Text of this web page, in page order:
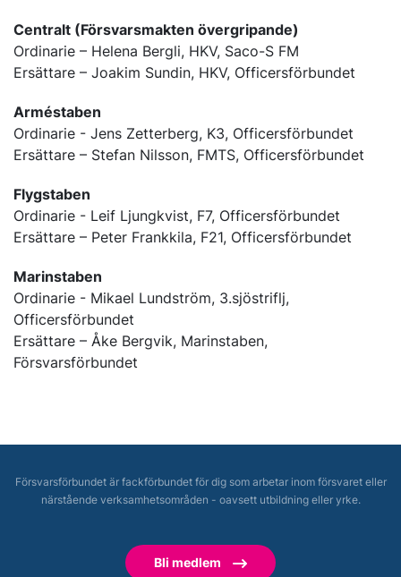
Centralt (Försvarsmakten övergripande)
Ordinarie – Helena Bergli, HKV, Saco-S FM
Ersättare – Joakim Sundin, HKV, Officersförbundet
Arméstaben
Ordinarie - Jens Zetterberg, K3, Officersförbundet
Ersättare – Stefan Nilsson, FMTS, Officersförbundet
Flygstaben
Ordinarie - Leif Ljungkvist, F7, Officersförbundet
Ersättare – Peter Frankkila, F21, Officersförbundet
Marinstaben
Ordinarie - Mikael Lundström, 3.sjöstriflj,
Officersförbundet
Ersättare – Åke Bergvik, Marinstaben,
Försvarsförbundet
Försvarsförbundet är fackförbundet för dig som arbetar inom försvaret eller
närstående verksamhetsområden - oavsett utbildning eller yrke.
Bli medlem